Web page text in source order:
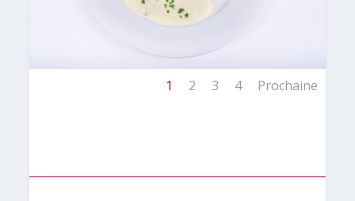
1 2 3 4 Prochaine